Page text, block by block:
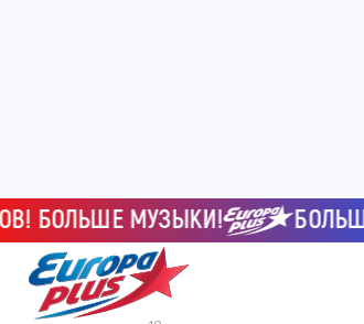
МУЗЫКИ! БОЛЬШЕ